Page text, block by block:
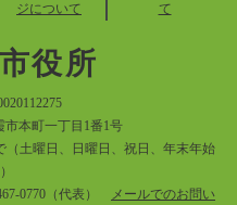
ジについて
て
役所
本町一丁目1番1号
（土曜日、日曜日、祝日、年末年始
0770（代表）
メールでのお問い